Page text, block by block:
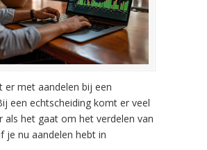
er met aandelen bij een
een echtscheiding komt er veel
als het gaat om het verdelen van
je nu aandelen hebt in